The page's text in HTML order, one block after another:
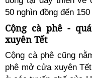
50 nghìn đồng đến
Cộng cà phê -
xuyên Tết
Cộng cà phê cũng
phê mở cửa xuyên